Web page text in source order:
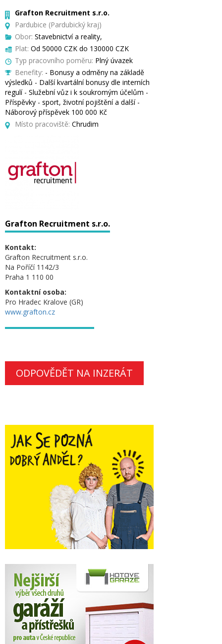
Grafton Recruitment s.r.o.
Pardubice (Pardubický kraj)
Obor: Stavebnictví a reality,
Plat: Od 50000 CZK do 130000 CZK
Typ pracovního poměru: Plný úvazek
Benefity: - Bonusy a odměny na základě
výsledků - Další kvartální bonusy dle interních
regulí - Služební vůz i k soukromým účelům -
Příspěvky - sport, životní pojištění a další -
Náborový příspěvek 100 000 Kč
Místo pracoviště: Chrudim
Grafton Recruitment s.r.o.
Kontakt:
Grafton Recruitment s.r.o.
Na Poříčí 1142/3
Praha 1 110 00
Kontaktní osoba:
Pro Hradec Kralove (GR)
www.grafton.cz
ODPOVĚDĚT NA INZERÁT